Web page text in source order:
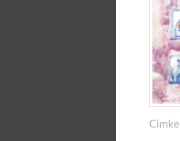
Címke